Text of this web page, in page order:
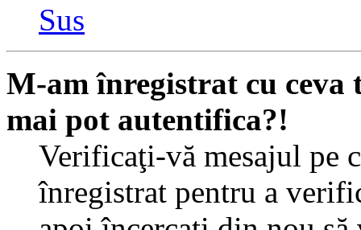
Sus
M-am înregistrat cu
mai pot autentifica?!
Verificaţi-vă mesajul pe
înregistrat pentru a